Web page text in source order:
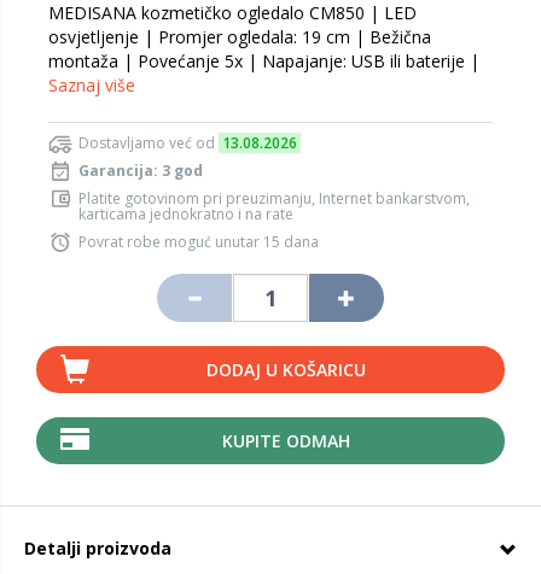
MEDISANA kozmetičko ogledalo CM850 | LED
osvjetljenje | Promjer ogledala: 19 cm | Bežična
montaža | Povećanje 5x | Napajanje: USB ili baterije |
Saznaj više
Dostavljamo već od 13.08.2026
Garancija: 3 god
Platite gotovinom pri preuzimanju, Internet bankarstvom,
karticama jednokratno i na rate
Povrat robe moguć unutar 15 dana
DODAJ U KOŠARICU
KUPITE ODMAH
Detalji proizvoda